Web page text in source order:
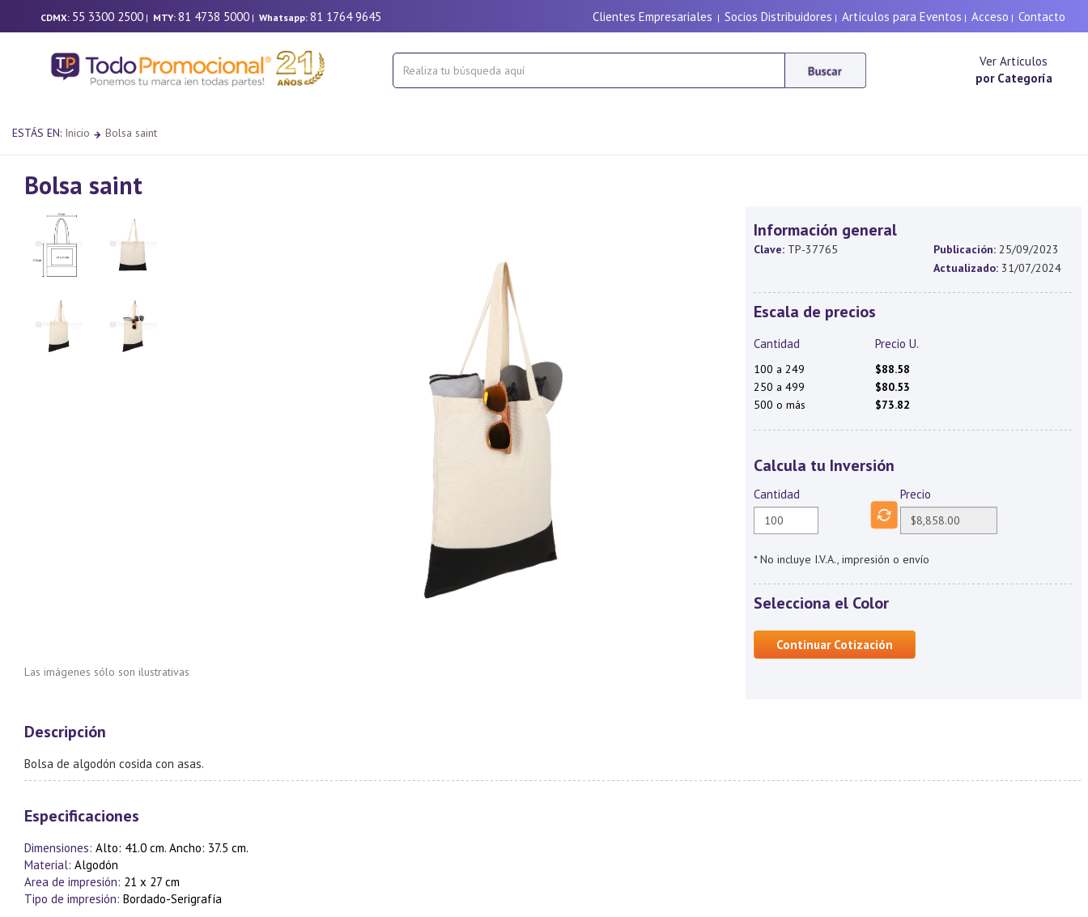
CDMX: 55 3300 2500 | MTY: 81 4738 5000 | Whatsapp: 81 1764 9645 Clientes Empresariales | Socios Distribuidores | Artículos para Eventos | Acceso | Contacto
Ver Artículos
por Categoría
ESTÁS EN: Inicio Bolsa saint
Bolsa saint
Las imágenes sólo son ilustrativas
Información general
Clave: TP-37765 Publicación: 25/09/2023
Actualizado: 31/07/2024
Escala de precios
Cantidad Precio U.
100 a 249
$88.58
250 a 499
$80.53
500 o más
$73.82
Calcula tu Inversión
Cantidad Precio
* No incluye I.V.A., impresión o envío
Selecciona el Color
Continuar Cotización
Descripción
Bolsa de algodón cosida con asas.
Especificaciones
Dimensiones: Alto: 41.0 cm. Ancho: 37.5 cm.
Material: Algodón
Area de impresión: 21 x 27 cm
Tipo de impresión: Bordado-Serigrafía